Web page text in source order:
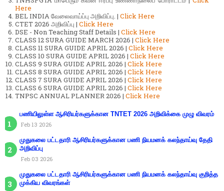
Here
BEL INDIA வேலைவாய்ப்பு அறிவிப்பு. | Click Here
CTET 2026 அறிவிப்பு | Click Here
DSE - Non Teaching Staff Details | Click Here
CLASS 12 SURA GUIDE MARCH 2026 | Click Here
CLASS 11 SURA GUIDE APRIL 2026 | Click Here
CLASS 10 SURA GUIDE APRIL 2026 | Click Here
CLASS 9 SURA GUIDE APRIL 2026 | Click Here
CLASS 8 SURA GUIDE APRIL 2026 | Click Here
CLASS 7 SURA GUIDE APRIL 2026 | Click Here
CLASS 6 SURA GUIDE APRIL 2026 | Click Here
TNPSC ANNUAL PLANNER 2026 | Click Here
பணியிலுள்ள ஆசிரியர்களுக்கான TNTET 2026 அறிவிக்கை முழு விவரம்
Feb 13 2026
முதுகலை பட்டதாரி ஆசிரியர்களுக்கான பணி நியமனக் கலந்தாய்வு தேதி
அறிவிப்பு
Feb 03 2026
முதுகலை பட்டதாரி ஆசிரியர்களுக்கான பணி நியமனக் கலந்தாய்வு குறித்த
முக்கிய விவரங்கள்